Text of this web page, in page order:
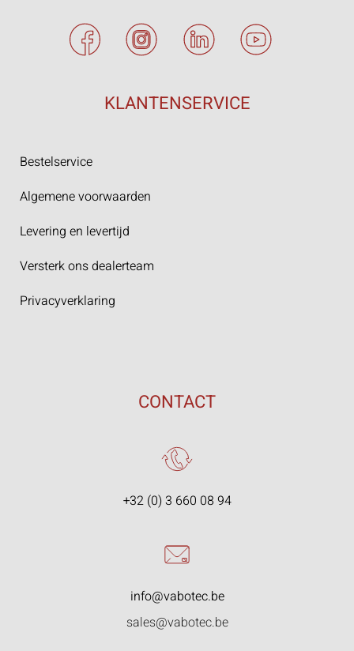
KLANTENSERVICE
Bestelservice
Algemene voorwaarden
Levering en levertijd
Versterk ons dealerteam
Privacyverklaring
CONTACT
+32 (0) 3 660 08 94
info@vabotec.be
sales@vabotec.be